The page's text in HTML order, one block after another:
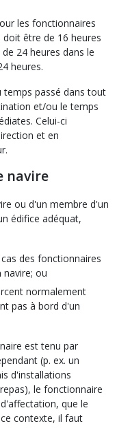
les fonctionnaires
être de 16 heures
24 heures dans le
heures.
temps passé dans tout
et/ou le temps
Celui-ci
et en
navire
ou d'un membre d'un
édifice adéquat,
des fonctionnaires
ou
normalement
pas à bord d'un
est tenu par
(p. ex. un
d'installations
le fonctionnaire
que le
contexte, il faut